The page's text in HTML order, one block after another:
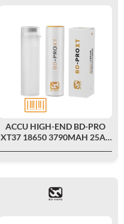
ACCU HIGH-END BD-PRO
XT37 18650 3790MAH 25A -